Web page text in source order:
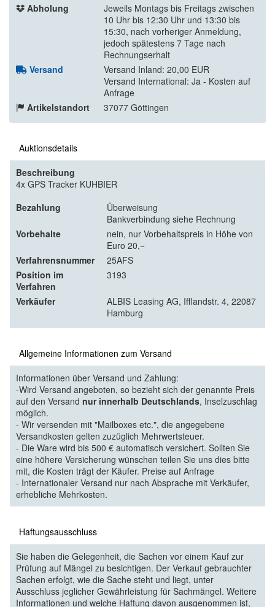
Abholung
Jeweils Montags bis Freitags zwischen
10 Uhr bis 12:30 Uhr und 13:30 bis
15:30, nach vorheriger Anmeldung,
jedoch spätestens 7 Tage nach
Rechnungserhalt
Versand
Versand Inland: 20,00 EUR
Versand International: Ja - Kosten auf
Anfrage
Artikelstandort
37077 Göttingen
Auktionsdetails
Beschreibung
4x GPS Tracker KUHBIER
Bezahlung
Überweisung
Bankverbindung siehe Rechnung
Vorbehalte
nein, nur Vorbehaltspreis in Höhe von
Euro 20,−
Verfahrensnummer
25AFS
Position im
Verfahren
3193
Verkäufer
ALBIS Leasing AG, Ifflandstr. 4, 22087
Hamburg
Allgemeine Informationen zum Versand
Informationen über Versand und Zahlung:
-Wird Versand angeboten, so bezieht sich der genannte Preis
auf den Versand nur innerhalb Deutschlands, Inselzuschlag
möglich.
- Wir versenden mit "Mailboxes etc.", die angegebene
Versandkosten gelten zuzüglich Mehrwertsteuer.
- Die Ware wird bis 500 € automatisch versichert. Sollten Sie
eine höhere Versicherung wünschen teilen Sie uns dies bitte
mit, die Kosten trägt der Käufer. Preise auf Anfrage
- Internationaler Versand nur nach Absprache mit Verkäufer,
erhebliche Mehrkosten.
Haftungsausschluss
Sie haben die Gelegenheit, die Sachen vor einem Kauf zur
Prüfung auf Mängel zu besichtigen. Der Verkauf gebrauchter
Sachen erfolgt, wie die Sache steht und liegt, unter
Ausschluss jeglicher Gewährleistung für Sachmängel. Weitere
Informationen und welche Haftung davon ausgenommen ist,